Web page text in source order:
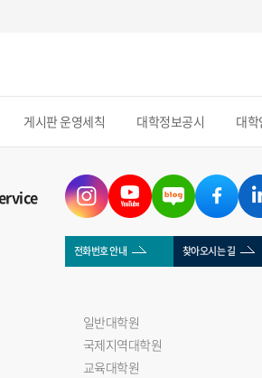
게시판 운영세칙 대학정보공시 대
전화번호 안내 찾아오시는 길
일반대학원
국제지역대학원
교육대학원